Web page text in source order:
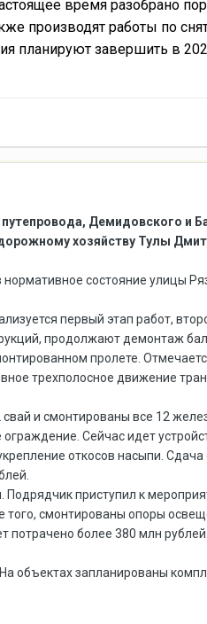
время разобрано
производят работы по
планируют завершить в
Демидовского и
хозяйству Тулы
состояние улицы
первый этап работ,
продолжают демонтаж
пролете.
трехполосное движение
и смонтированы все 12
Сейчас идет
откосов насыпи. Сдача
Подрядчик приступил к
того, смонтированы опоры
потрачено более 380 млн
объектах запланированы